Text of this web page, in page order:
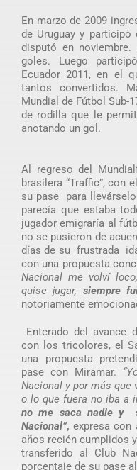
En marzo de 2009
de Uruguay y participó
disputó en
goles. Luego
Ecuador 2011, en el
tantos convertidos.
Mundial de Fútbol Sub-
de rodilla que le
anotando un gol.
Al regreso del
brasilera “Traffic”, con
su pase para
parecía que estaba
jugador emigraría al
no se pusieron de
días de su frustrada
con una propuesta
Nacional me volví
quise jugar, siempre
notoriamente
Enterado del avance
con los tricolores, el
una propuesta
pase con Miramar.
Nacional y por más que
o lo que fuera no iba a
no me saca nadie y
Nacional”, expresa con
años recién cumplidos
transferido al Club
porcentaje de su pase